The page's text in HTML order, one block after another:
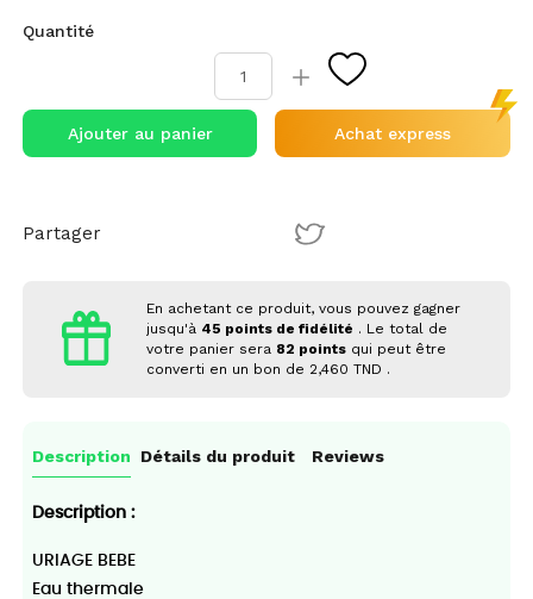
Quantité
Ajouter au panier Achat express
Partager
En achetant ce produit, vous pouvez gagner
jusqu'à 45 points de fidélité . Le total de
votre panier sera 82 points qui peut être
converti en un bon de 2,460 TND .
Description Détails du produit Reviews
Description :
URIAGE BEBE
Eau thermale